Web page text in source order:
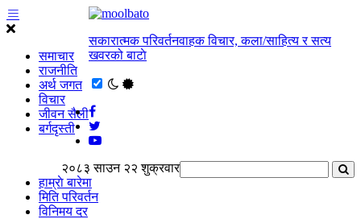
समाचार
राजनीति
अर्थ जगत
विचार
जीवन सैली
बर्गदृस्ती
सकारात्मक परिवर्तनवाहक विचार, कला/साहित्य र सत्य
खवरको बाटाे
२०८३ साउन २२ शुक्रवार
हाम्राे बारेमा
मिति परिवर्तन
विनिमय दर